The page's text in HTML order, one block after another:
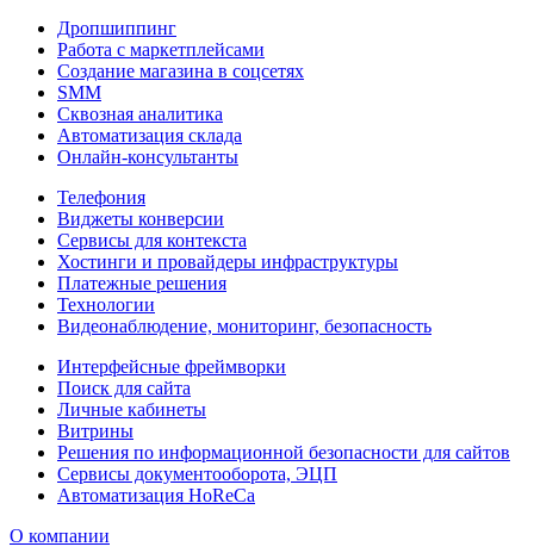
Дропшиппинг
Работа с маркетплейсами
Создание магазина в соцсетях
SMM
Сквозная аналитика
Автоматизация склада
Онлайн-консультанты
Телефония
Виджеты конверсии
Сервисы для контекста
Хостинги и провайдеры инфраструктуры
Платежные решения
Технологии
Видеонаблюдение, мониторинг, безопасность
Интерфейсные фреймворки
Поиск для сайта
Личные кабинеты
Витрины
Решения по информационной безопасности для сайтов
Сервисы документооборота, ЭЦП
Автоматизация HoReCa
О компании